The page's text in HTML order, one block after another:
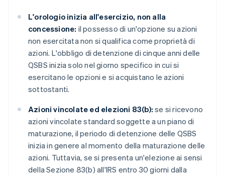
L'orologio inizia all'esercizio, non alla
concessione: il possesso di un'opzione su azioni
non esercitata non si qualifica come proprietà di
azioni. L'obbligo di detenzione di cinque anni delle
QSBS inizia solo nel giorno specifico in cui si
esercitano le opzioni e si acquistano le azioni
sottostanti.
Azioni vincolate ed elezioni 83(b): se si ricevono
azioni vincolate standard soggette a un piano di
maturazione, il periodo di detenzione delle QSBS
inizia in genere al momento della maturazione delle
azioni. Tuttavia, se si presenta un'elezione ai sensi
della Sezione 83(b) all'IRS entro 30 giorni dalla